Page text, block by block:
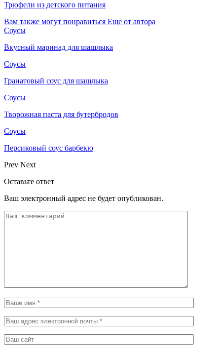
Трюфели из детского питания
Вам также могут понравиться Еще от автора
Соусы
Вкусный маринад для шашлыка
Соусы
Гранатовый соус для шашлыка
Соусы
Творожная паста для бутербродов
Соусы
Персиковый соус барбекю
Prev Next
Оставьте ответ
Ваш электронный адрес не будет опубликован.